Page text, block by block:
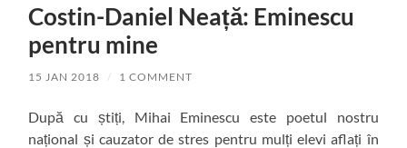
Costin-Daniel Neață: Eminescu
pentru mine
15 JAN 2018 / 1 COMMENT
După cu știți, Mihai Eminescu este poetul nostru
național și cauzator de stres pentru mulți elevi aflați în